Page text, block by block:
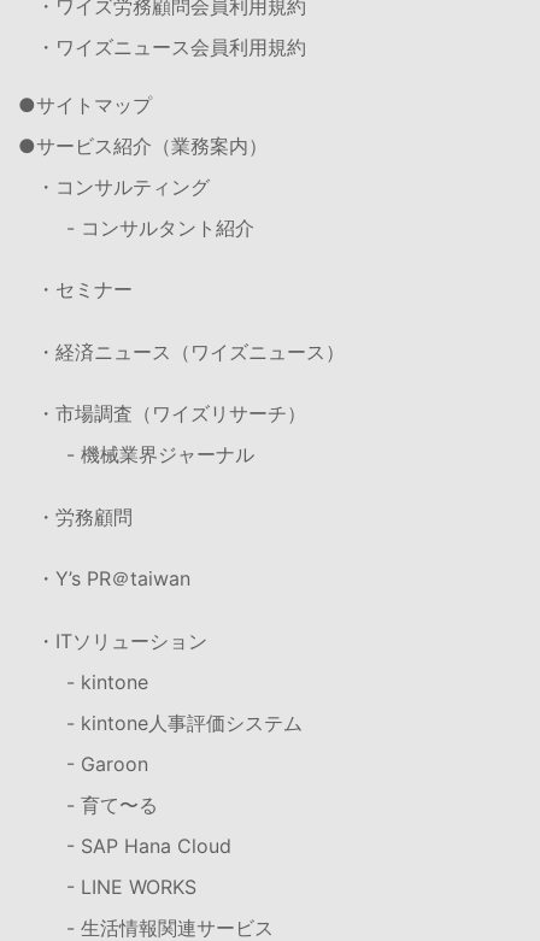
・ワイズ労務顧問会員利用規約
・ワイズニュース会員利用規約
サイトマップ
サービス紹介（業務案内）
・コンサルティング
- コンサルタント紹介
・セミナー
・経済ニュース（ワイズニュース）
・市場調査（ワイズリサーチ）
- 機械業界ジャーナル
・労務顧問
・Y’s PR＠taiwan
・ITソリューション
- kintone
- kintone人事評価システム
- Garoon
- 育て〜る
- SAP Hana Cloud
- LINE WORKS
- 生活情報関連サービス